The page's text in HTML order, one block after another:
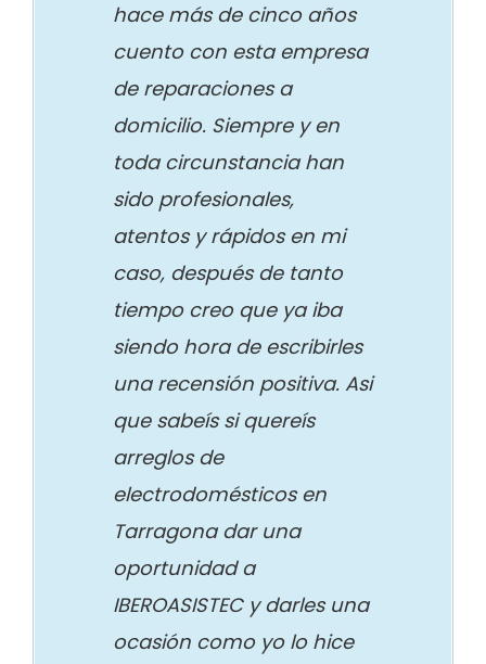
hace más de cinco años
cuento con esta empresa
de reparaciones a
domicilio. Siempre y en
toda circunstancia han
sido profesionales,
atentos y rápidos en mi
caso, después de tanto
tiempo creo que ya iba
siendo hora de escribirles
una recensión positiva. Asi
que sabeís si quereís
arreglos de
electrodomésticos en
Tarragona dar una
oportunidad a
IBEROASISTEC y darles una
ocasión como yo lo hice